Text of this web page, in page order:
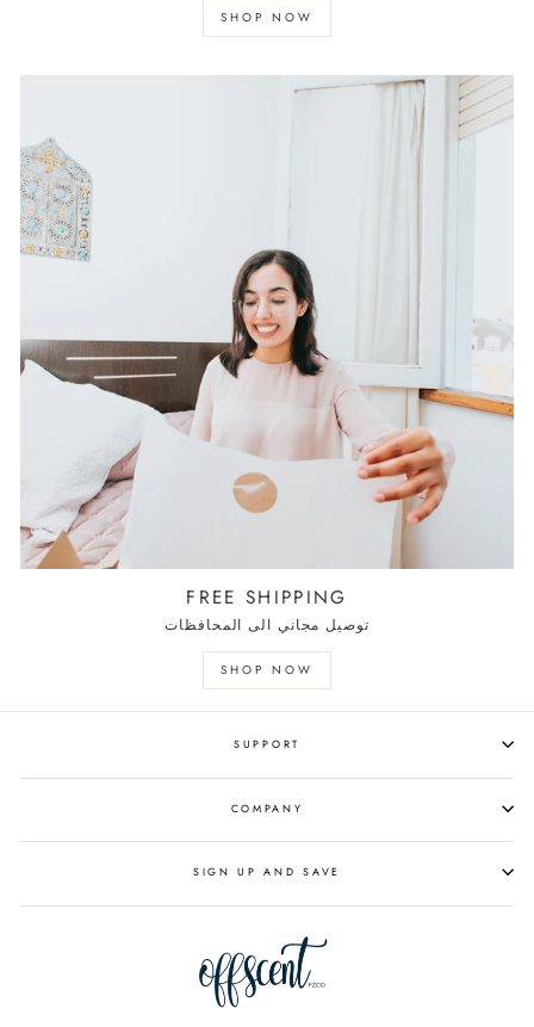
SHOP NOW
FREE SHIPPING
توصيل مجاني الى المحافظات
SHOP NOW
SUPPORT
COMPANY
SIGN UP AND SAVE